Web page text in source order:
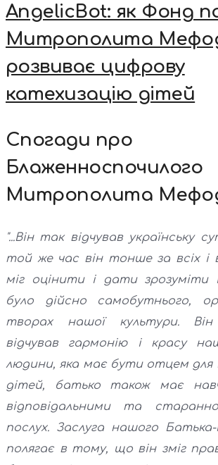
AngelicBot: як Фонд
Митрополита
розвиває цифрову
катехизацію дітей
Спогади про
Блаженноспочилого
Митрополита
"...Він так відчував українську
той же час він тонше за всіх і
міг оцінити і дати
було дійсно самобутнього,
творах нашої культури.
відчував гармонію і красу
людини, яка має бути отцем для
дітей, батько також має
відповідальними та
послух. Заслуга нашого
полягає в тому, що він зміг